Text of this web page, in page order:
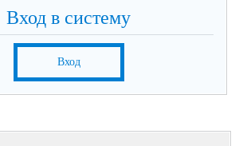
Вход в систему
Вход